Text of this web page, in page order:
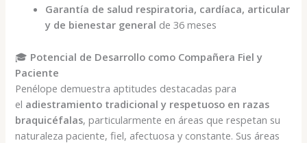
Garantía de salud respiratoria, cardíaca, articular
y de bienestar general de 36 meses
🎓 Potencial de Desarrollo como Compañera Fiel y
Paciente
Penélope demuestra aptitudes destacadas para
el adiestramiento tradicional y respetuoso en razas
braquicéfalas, particularmente en áreas que respetan su
naturaleza paciente, fiel, afectuosa y constante. Sus áreas